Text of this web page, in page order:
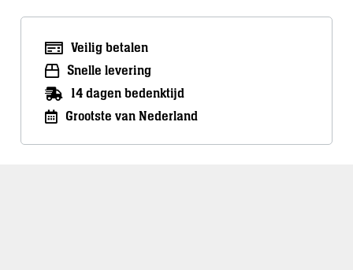
Veilig betalen
Snelle levering
14 dagen bedenktijd
Grootste van Nederland